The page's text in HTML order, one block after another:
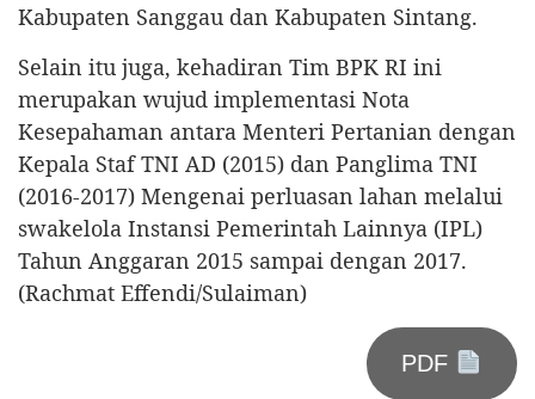
Kabupaten Sanggau dan Kabupaten Sintang.
Selain itu juga, kehadiran Tim BPK RI ini
merupakan wujud implementasi Nota
Kesepahaman antara Menteri Pertanian dengan
Kepala Staf TNI AD (2015) dan Panglima TNI
(2016-2017) Mengenai perluasan lahan melalui
swakelola Instansi Pemerintah Lainnya (IPL)
Tahun Anggaran 2015 sampai dengan 2017.
(Rachmat Effendi/Sulaiman)
PDF